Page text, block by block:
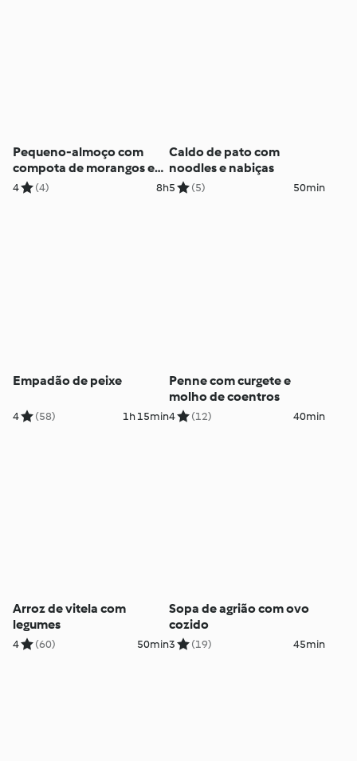
Pequeno-almoço com
compota de morangos e
chia
4 (4) 8h
Caldo de pato com
noodles e nabiças
5 (5) 50min
Empadão de peixe
4 (58) 1h 15min
Penne com curgete e
molho de coentros
4 (12) 40min
Arroz de vitela com
legumes
4 (60) 50min
Sopa de agrião com ovo
cozido
3 (19) 45min